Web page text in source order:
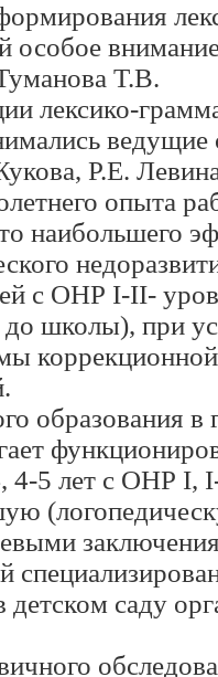
особое
Т.В.
лексико-
Р.Е.
опыта
наибольшего
с ОНР I-II-
до школы), при
образования в
4-5 лет с ОНР I,
детском саду